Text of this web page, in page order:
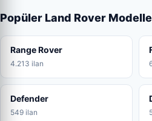
Popüler Land Rover
Range Rover
4.213 ilan
Defender
549 ilan